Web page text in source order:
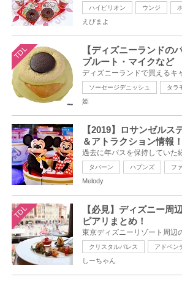
ハイピリオン ウンジ
えびまよ
TDL
【ディズニーランドの
プルート・マイクなど
ソーセージデニッシュ タラ
姫
【2019】ロサンゼル
＆アトラクション情報！
タバーン ハプンズ フ
Melody
TDL
【必見】ディズニー周
ピアリまとめ！
クリスタルパレス アドベン
しーちゃん